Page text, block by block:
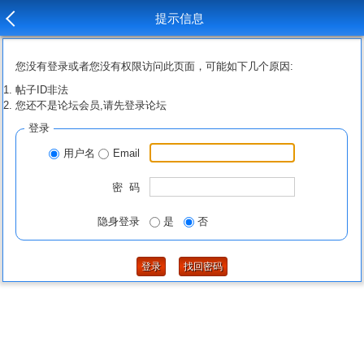
提示信息
您没有登录或者您没有权限访问此页面，可能如下几个原因:
帖子ID非法
您还不是论坛会员,请先登录论坛
登录
用户名 Email
密 码
隐身登录 是 否